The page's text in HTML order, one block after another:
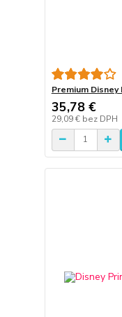
Premium Disney
35,78 €
29,09 € bez DPH